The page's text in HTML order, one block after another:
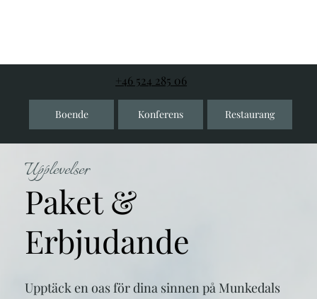
Upplevelser
Paket &
Erbjudande
Upptäck en oas för dina sinnen på Munkedals
+46 524 285 06
Boende Konferens Restaurang